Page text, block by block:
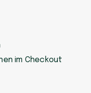
im Checkout